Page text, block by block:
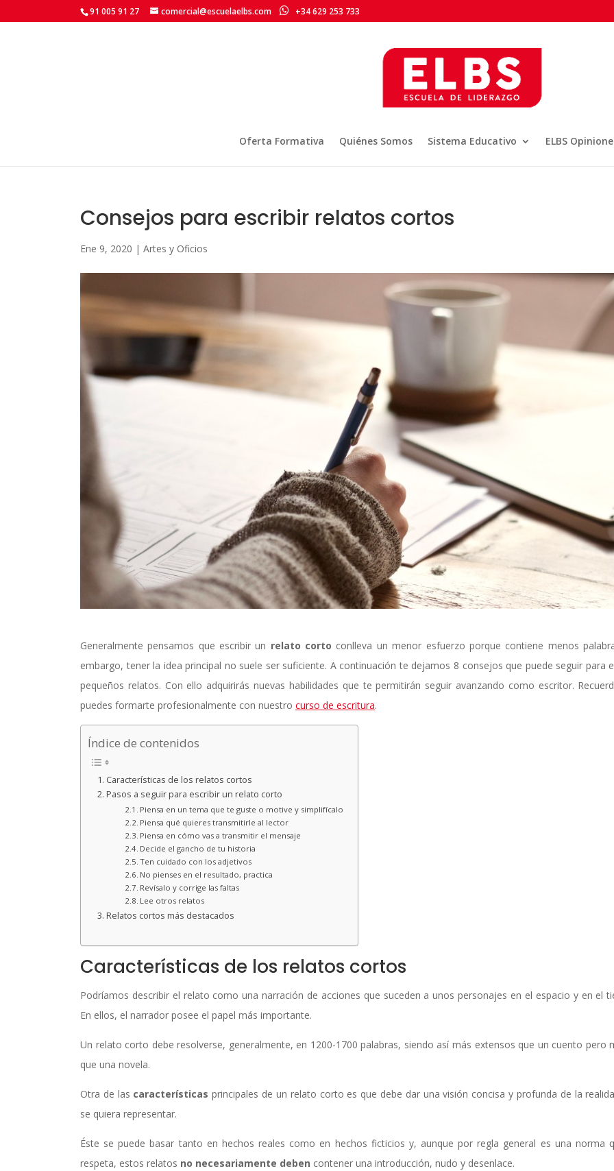
91 005 91 27 comercial@escuelaelbs.com +34 629 253 733
Oferta Formativa Quiénes Somos Sistema Educativo ELBS
Consejos para escribir relatos cortos
Ene 9, 2020 | Artes y Oficios
Generalmente pensamos que escribir un relato corto conlleva un menor esfuerzo porque contiene menos
embargo, tener la idea principal no suele ser suficiente. A continuación te dejamos 8 consejos que puede seguir para
pequeños relatos. Con ello adquirirás nuevas habilidades que te permitirán seguir avanzando como escritor.
puedes formarte profesionalmente con nuestro curso de escritura.
Índice de contenidos
Características de los relatos cortos
Pasos a seguir para escribir un relato corto
Piensa en un tema que te guste o motive y simplifícalo
Piensa qué quieres transmitirle al lector
Piensa en cómo vas a transmitir el mensaje
Decide el gancho de tu historia
Ten cuidado con los adjetivos
No pienses en el resultado, practica
Revísalo y corrige las faltas
Lee otros relatos
Relatos cortos más destacados
Características de los relatos cortos
Podríamos describir el relato como una narración de acciones que suceden a unos personajes en el espacio y en el
En ellos, el narrador posee el papel más importante.
Un relato corto debe resolverse, generalmente, en 1200-1700 palabras, siendo así más extensos que un cuento pero
que una novela.
Otra de las características principales de un relato corto es que debe dar una visión concisa y profunda de la
se quiera representar.
Éste se puede basar tanto en hechos reales como en hechos ficticios y, aunque por regla general es una norma
respeta, estos relatos no necesariamente deben contener una introducción, nudo y desenlace.